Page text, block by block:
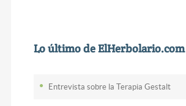
Lo último de ElHerbolario.com
Entrevista sobre la Terapia Gestalt